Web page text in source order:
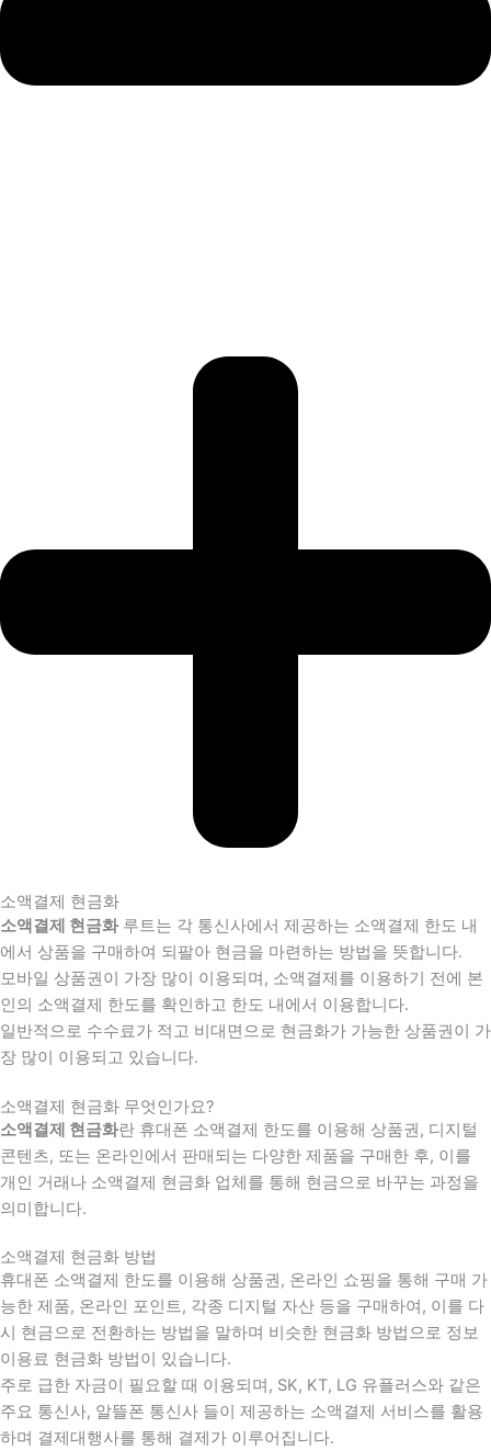
소액결제 현금화
소액결제 현금화루트는 각 통신사에서 제공하는 소액결제 한도 내
에서 상품을 구매하여 되팔아 현금을 마련하는 방법을 뜻합니다.
모바일 상품권이 가장 많이 이용되며, 소액결제를 이용하기 전에 본
인의 소액결제 한도를 확인하고 한도 내에서 이용합니다.
일반적으로 수수료가 적고 비대면으로 현금화가 가능한 상품권이 가
장 많이 이용되고 있습니다.
소액결제 현금화 무엇인가요?
소액결제 현금화란 휴대폰 소액결제 한도를 이용해 상품권, 디지털
콘텐츠, 또는 온라인에서 판매되는 다양한 제품을 구매한 후, 이를
개인 거래나 소액결제 현금화 업체를 통해 현금으로 바꾸는 과정을
의미합니다.
소액결제 현금화 방법
휴대폰 소액결제 한도를 이용해 상품권, 온라인 쇼핑을 통해 구매 가
능한 제품, 온라인 포인트, 각종 디지털 자산 등을 구매하여, 이를 다
시 현금으로 전환하는 방법을 말하며 비슷한 현금화 방법으로 정보
이용료 현금화 방법이 있습니다.
주로 급한 자금이 필요할 때 이용되며, SK, KT, LG 유플러스와 같은
주요 통신사, 알뜰폰 통신사 들이 제공하는 소액결제 서비스를 활용
하며 결제대행사를 통해 결제가 이루어집니다.